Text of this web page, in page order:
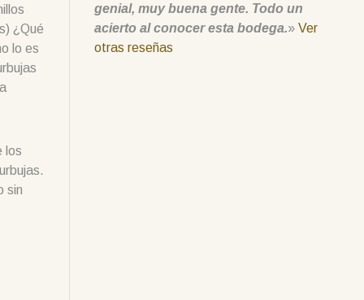
¿Qué
lo es
los
sin
genial, muy buena gente. Todo un
acierto al conocer esta bodega.» Ver
otras reseñas